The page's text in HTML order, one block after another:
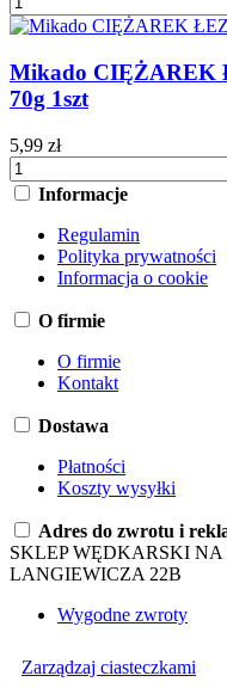
Mikado
70g 1szt
5,99 zł
Informacje
Regulamin
Polityka prywatności
Informacja o cookie
O firmie
O firmie
Kontakt
Dostawa
Płatności
Koszty wysyłki
Adres do zwrotu i
SKLEP WĘDKARSKI
LANGIEWICZA 22B
Wygodne zwroty
Zarządzaj ciasteczkami